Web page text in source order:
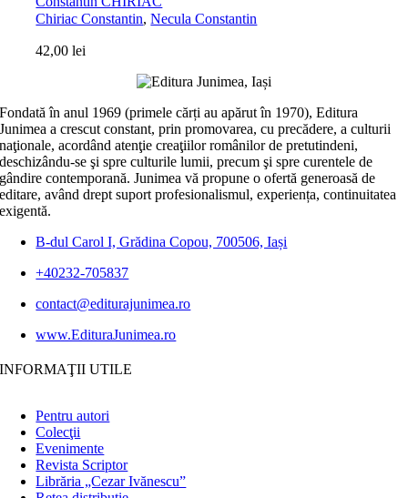
Chiriac Constantin,Necula Constantin
42,00lei
Fondată în anul 1969 (primele cărți au apărut în 1970), Editura
Junimea a crescut constant, prin promovarea, cu precădere, a culturii
naţionale, acordând atenţie creaţiilor românilor de pretutindeni,
deschizându-se şi spre culturile lumii, precum şi spre curentele de
gândire contemporană. Junimea vă propune o ofertă generoasă de
editare, având drept suport profesionalismul, experiența, continuitatea
exigentă.
B-dul Carol I, Grădina Copou, 700506, Iași
+40232-705837
contact@editurajunimea.ro
www.EdituraJunimea.ro
INFORMAŢII UTILE
Pentru autori
Colecţii
Evenimente
Revista Scriptor
Librăria „Cezar Ivănescu”